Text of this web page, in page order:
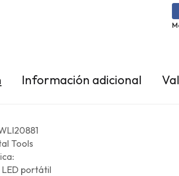
Información adicional
Tools
LED portátil